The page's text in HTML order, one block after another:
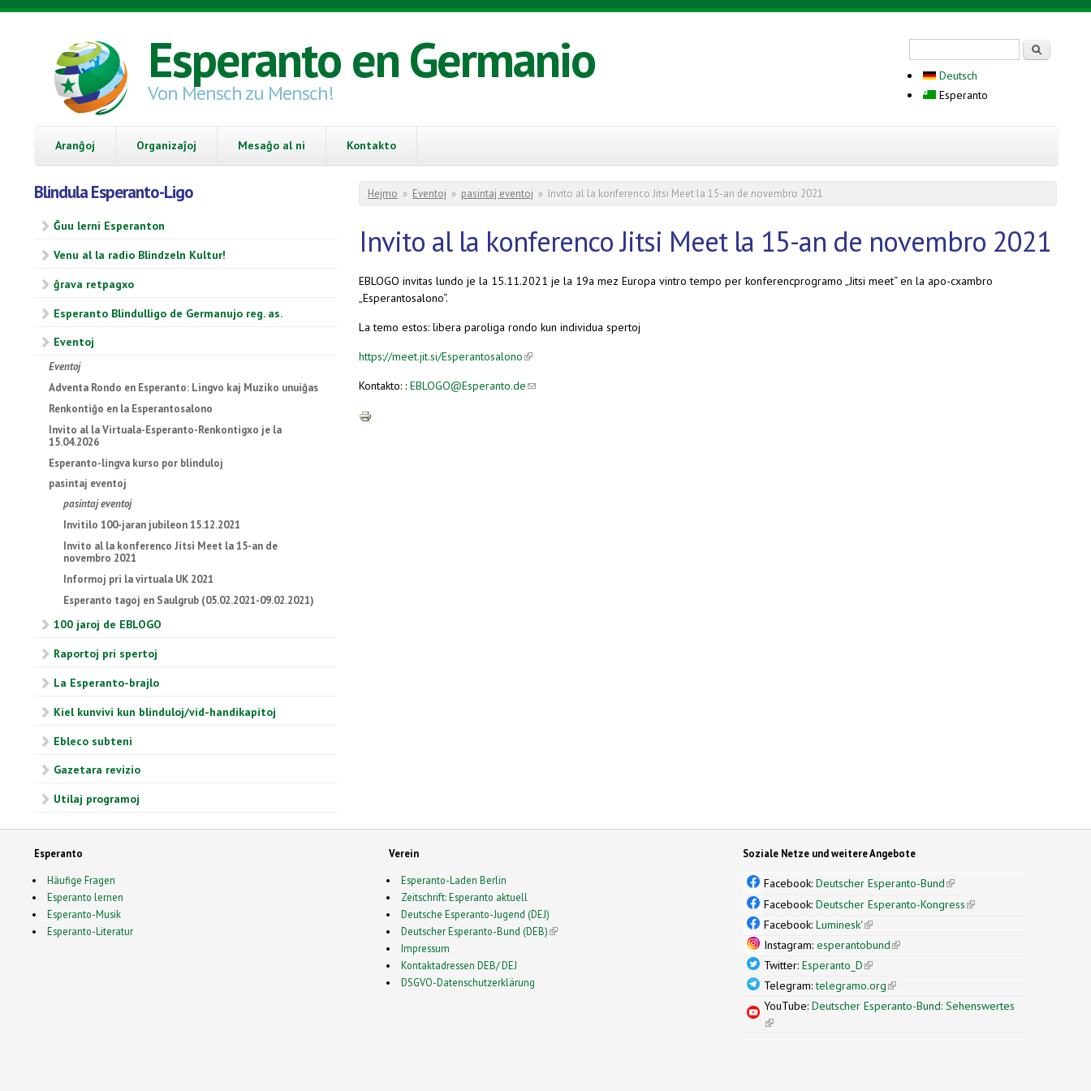
Skip to main content
Esperanto en Germanio
Von Mensch zu Mensch!
Deutsch
Esperanto
Aranĝoj Organizaĵoj Mesaĝo al ni Kontakto
Blindula Esperanto-Ligo
Ĝuu lerni Esperanton
Venu al la radio Blindzeln Kultur!
ĝrava retpagxo
Esperanto Blindulligo de Germanujo reg. as.
Eventoj
Eventoj
Adventa Rondo en Esperanto: Lingvo kaj Muziko unuiĝas
Renkontiĝo en la Esperantosalono
Invito al la Virtuala-Esperanto-Renkontigxo je la
15.04.2026
Esperanto-lingva kurso por blinduloj
pasintaj eventoj
pasintaj eventoj
Invitilo 100-jaran jubileon 15.12.2021
Invito al la konferenco Jitsi Meet la 15-an de
novembro 2021
Informoj pri la virtuala UK 2021
Esperanto tagoj en Saulgrub (05.02.2021-09.02.2021)
100 jaroj de EBLOGO
Raportoj pri spertoj
La Esperanto-brajlo
Kiel kunvivi kun blinduloj/vid-handikapitoj
Ebleco subteni
Gazetara revizio
Utilaj programoj
You are here
Hejmo » Eventoj » pasintaj eventoj » Invito al la konferenco Jitsi Meet la 15-an de novembro 2021
Invito al la konferenco Jitsi Meet la 15-an de novembro 2021
EBLOGO invitas lundo je la 15.11.2021 je la 19a mez Europa vintro tempo per konferencprogramo „Jitsi meet“ en la apo-cxambro
„Esperantosalono“.
La temo estos: libera paroliga rondo kun individua spertoj
https://meet.jit.si/Esperantosalono(link is external)
Kontakto: : EBLOGO@Esperanto.de(link sends e-mail)
Esperanto
Häufige Fragen
Esperanto lernen
Esperanto-Musik
Esperanto-Literatur
Verein
Esperanto-Laden Berlin
Zeitschrift: Esperanto aktuell
Deutsche Esperanto-Jugend (DEJ)
Deutscher Esperanto-Bund (DEB)(link is external)
Impressum
Kontaktadressen DEB/ DEJ
DSGVO-Datenschutzerklärung
Soziale Netze und weitere Angebote
Facebook:Deutscher Esperanto-Bund(link is external)
Facebook:Deutscher Esperanto-Kongress(link is external)
Facebook:Luminesk'(link is external)
Instagram:esperantobund(link is external)
Twitter:Esperanto_D(link is external)
Telegram:telegramo.org(link is external)
YouTube:Deutscher Esperanto-Bund: Sehenswertes
(link is external)